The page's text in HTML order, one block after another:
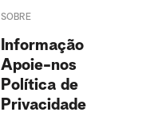
SOBRE
Informação
Apoie-nos
Política de
Privacidade